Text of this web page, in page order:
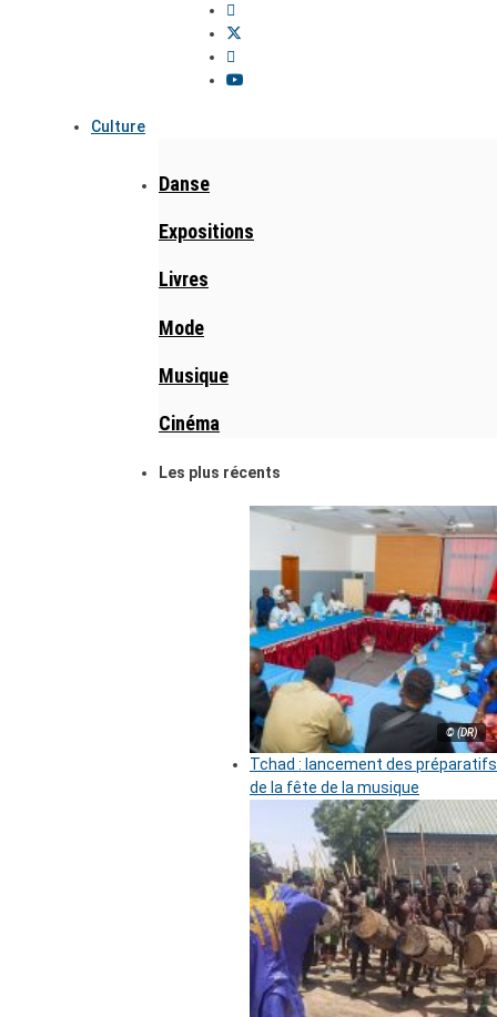
Culture
Danse
Expositions
Livres
Mode
Musique
Cinéma
Les plus récents
© (DR)
Tchad : lancement des préparatifs
de la fête de la musique